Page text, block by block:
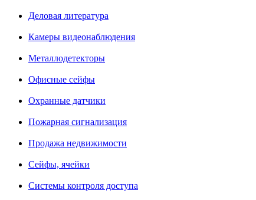
Деловая литература
Камеры видеонаблюдения
Металлодетекторы
Офисные сейфы
Охранные датчики
Пожарная сигнализация
Продажа недвижимости
Сейфы, ячейки
Системы контроля доступа